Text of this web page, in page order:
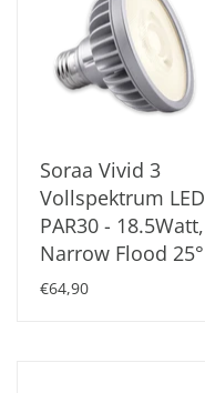
Soraa Vivid 3
Vollspektrum LED
PAR30 - 18.5Watt,
Narrow Flood 25°
€64,90